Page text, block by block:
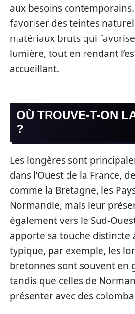
aux besoins contemporains.
favoriser des teintes
matériaux bruts qui
lumière, tout en rendant
accueillant.
OÙ TROUVE-T-ON
?
Les longères sont
dans l’Ouest de la France,
comme la Bretagne, les
Normandie, mais leur
également vers le Sud-
apporte sa touche distincte
typique, par exemple, les
bretonnes sont souvent en
tandis que celles de
présenter avec des